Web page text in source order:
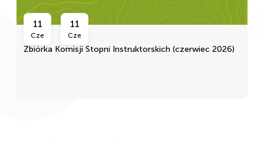
11
Cze
11
Cze
Zbiórka Komisji Stopni Instruktorskich (czerwiec 2026)